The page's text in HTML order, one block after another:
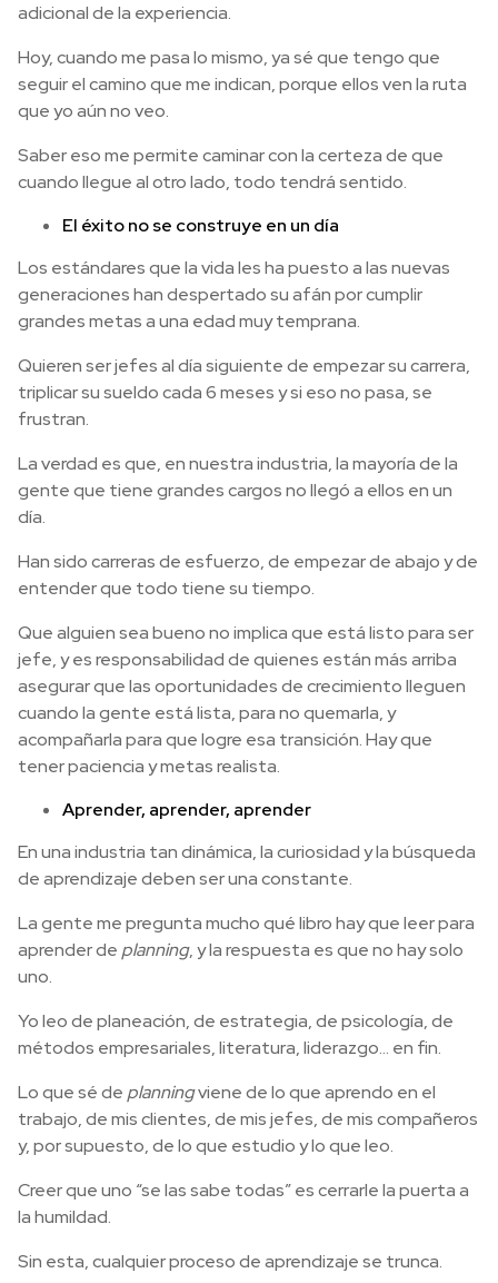
adicional de la experiencia.
Hoy, cuando me pasa lo mismo, ya sé que tengo que
seguir el camino que me indican, porque ellos ven la ruta
que yo aún no veo.
Saber eso me permite caminar con la certeza de que
cuando llegue al otro lado, todo tendrá sentido.
El éxito no se construye en un día
Los estándares que la vida les ha puesto a las nuevas
generaciones han despertado su afán por cumplir
grandes metas a una edad muy temprana.
Quieren ser jefes al día siguiente de empezar su carrera,
triplicar su sueldo cada 6 meses y si eso no pasa, se
frustran.
La verdad es que, en nuestra industria, la mayoría de la
gente que tiene grandes cargos no llegó a ellos en un
día.
Han sido carreras de esfuerzo, de empezar de abajo y de
entender que todo tiene su tiempo.
Que alguien sea bueno no implica que está listo para ser
jefe, y es responsabilidad de quienes están más arriba
asegurar que las oportunidades de crecimiento lleguen
cuando la gente está lista, para no quemarla, y
acompañarla para que logre esa transición. Hay que
tener paciencia y metas realista.
Aprender, aprender, aprender
En una industria tan dinámica, la curiosidad y la búsqueda
de aprendizaje deben ser una constante.
La gente me pregunta mucho qué libro hay que leer para
aprender de planning, y la respuesta es que no hay solo
uno.
Yo leo de planeación, de estrategia, de psicología, de
métodos empresariales, literatura, liderazgo… en fin.
Lo que sé de planningviene de lo que aprendo en el
trabajo, de mis clientes, de mis jefes, de mis compañeros
y, por supuesto, de lo que estudio y lo que leo.
Creer que uno “se las sabe todas” es cerrarle la puerta a
la humildad.
Sin esta, cualquier proceso de aprendizaje se trunca.